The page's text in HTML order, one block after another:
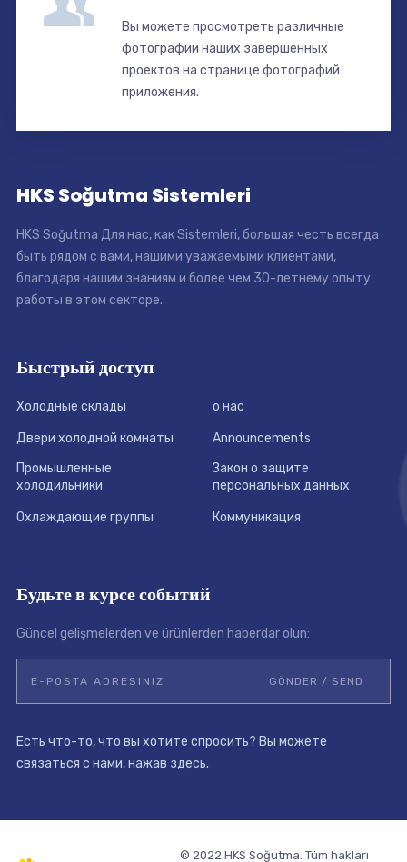
Вы можете просмотреть различные
фотографии наших завершенных
проектов на странице фотографий
приложения.
HKS Soğutma Sistemleri
HKS Soğutma Для нас, как Sistemleri, большая честь всегда
быть рядом с вами, нашими уважаемыми клиентами,
благодаря нашим знаниям и более чем 30-летнему опыту
работы в этом секторе.
Быстрый доступ
Холодные склады о нас
Двери холодной комнаты
Announcements
Промышленные
холодильники
Закон о защите
персональных данных
Охлаждающие группы Коммуникация
Будьте в курсе событий
Güncel gelişmelerden ve ürünlerden haberdar olun:
Есть что-то, что вы хотите спросить? Вы можете
связаться с нами, нажав здесь.
© 2022 HKS Soğutma. Tüm hakları